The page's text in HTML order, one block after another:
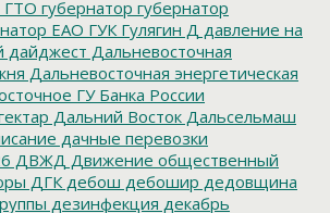
ГТО губернатор губернатор
ЕАО ГУК Гулягин Д давление на
дайджест Дальневосточная
Дальневосточная энергетическая
ГУ Банка России
Дальний Восток Дальсельмаш
дачные перевозки
ДВЖД Движение общественный
ДГК дебош дебошир дедовщина
дезинфекция декабрь